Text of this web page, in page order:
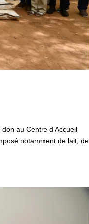
au Centre d’Accueil
notamment de lait, de